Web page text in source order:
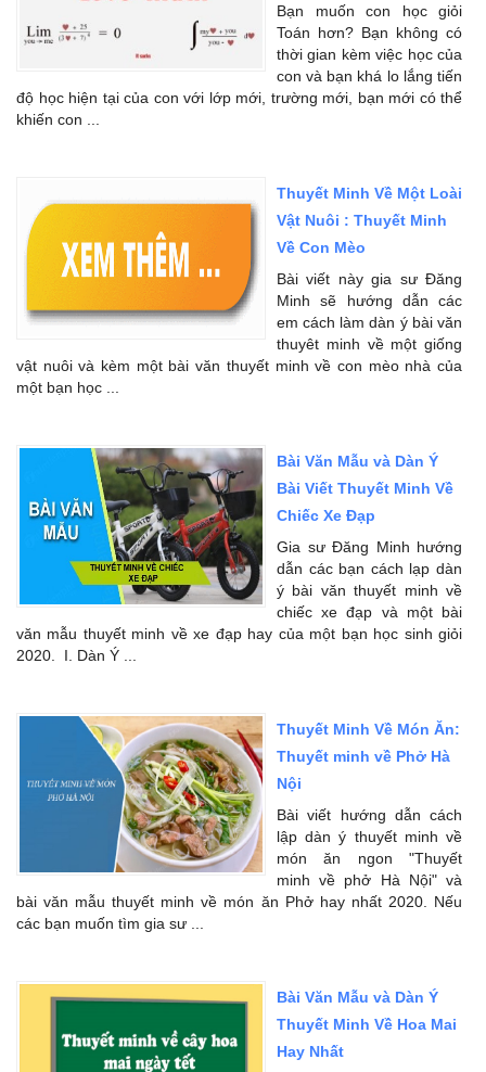
Bạn muốn con học giỏi
Toán hơn? Bạn không có
thời gian kèm việc học của
con và bạn khá lo lắng tiến
độ học hiện tại của con với lớp mới, trường mới, bạn mới có thể
khiến con ...
Thuyết Minh Về Một Loài
Vật Nuôi : Thuyết Minh
Về Con Mèo
Bài viết này gia sư Đăng
Minh sẽ hướng dẫn các
em cách làm dàn ý bài văn
thuyêt minh về một giống
vật nuôi và kèm một bài văn thuyết minh về con mèo nhà của
một bạn học ...
Bài Văn Mẫu và Dàn Ý
Bài Viết Thuyết Minh Về
Chiếc Xe Đạp
Gia sư Đăng Minh hướng
dẫn các bạn cách lạp dàn
ý bài văn thuyết minh về
chiếc xe đạp và một bài
văn mẫu thuyết minh về xe đạp hay của một bạn học sinh giỏi
2020. I. Dàn Ý ...
Thuyết Minh Về Món Ăn:
Thuyết minh về Phở Hà
Nội
Bài viết hướng dẫn cách
lập dàn ý thuyết minh về
món ăn ngon "Thuyết
minh về phở Hà Nội" và
bài văn mẫu thuyết minh về món ăn Phở hay nhất 2020. Nếu
các bạn muốn tìm gia sư ...
Bài Văn Mẫu và Dàn Ý
Thuyết Minh Về Hoa Mai
Hay Nhất